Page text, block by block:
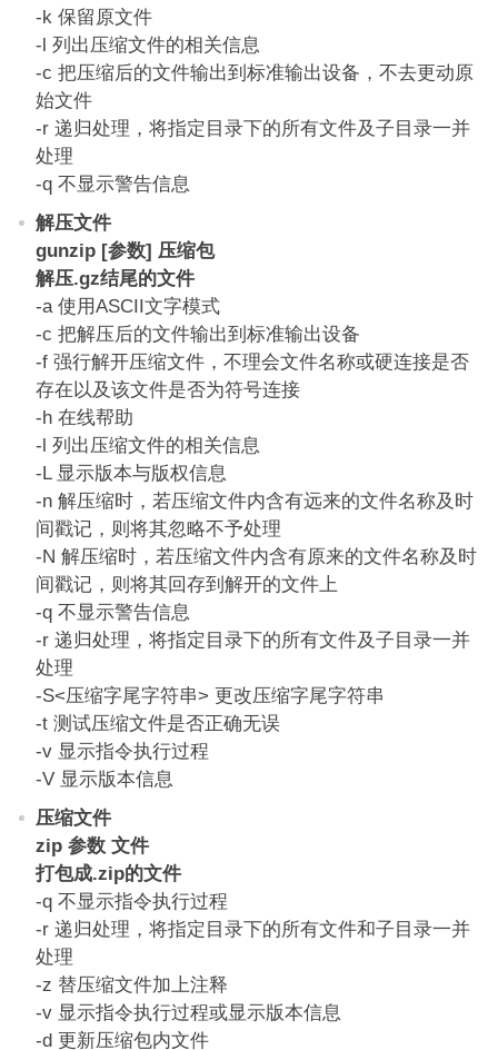
-k 保留原文件
-l 列出压缩文件的相关信息
-c 把压缩后的文件输出到标准输出设备，不去更动原
始文件
-r 递归处理，将指定目录下的所有文件及子目录一并
处理
-q 不显示警告信息
解压文件
gunzip [参数] 压缩包
解压.gz结尾的文件
-a 使用ASCII文字模式
-c 把解压后的文件输出到标准输出设备
-f 强行解开压缩文件，不理会文件名称或硬连接是否
存在以及该文件是否为符号连接
-h 在线帮助
-l 列出压缩文件的相关信息
-L 显示版本与版权信息
-n 解压缩时，若压缩文件内含有远来的文件名称及时
间戳记，则将其忽略不予处理
-N 解压缩时，若压缩文件内含有原来的文件名称及时
间戳记，则将其回存到解开的文件上
-q 不显示警告信息
-r 递归处理，将指定目录下的所有文件及子目录一并
处理
-S<压缩字尾字符串> 更改压缩字尾字符串
-t 测试压缩文件是否正确无误
-v 显示指令执行过程
-V 显示版本信息
压缩文件
zip 参数 文件
打包成.zip的文件
-q 不显示指令执行过程
-r 递归处理，将指定目录下的所有文件和子目录一并
处理
-z 替压缩文件加上注释
-v 显示指令执行过程或显示版本信息
-d 更新压缩包内文件